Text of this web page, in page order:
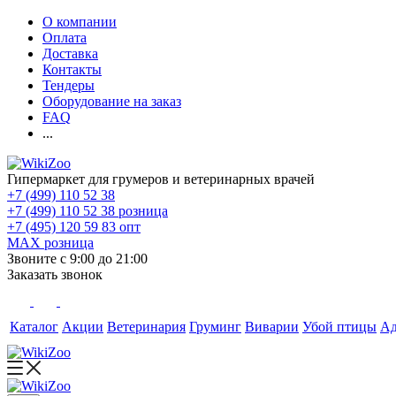
О компании
Оплата
Доставка
Контакты
Тендеры
Оборудование на заказ
FAQ
...
Гипермаркет для грумеров и ветеринарных врачей
+7 (499) 110 52 38
+7 (499) 110 52 38 розница
+7 (495) 120 59 83 опт
MAX розница
Звоните с 9:00 до 21:00
Заказать звонок
Каталог Акции Ветеринария Груминг Виварии Убой птицы